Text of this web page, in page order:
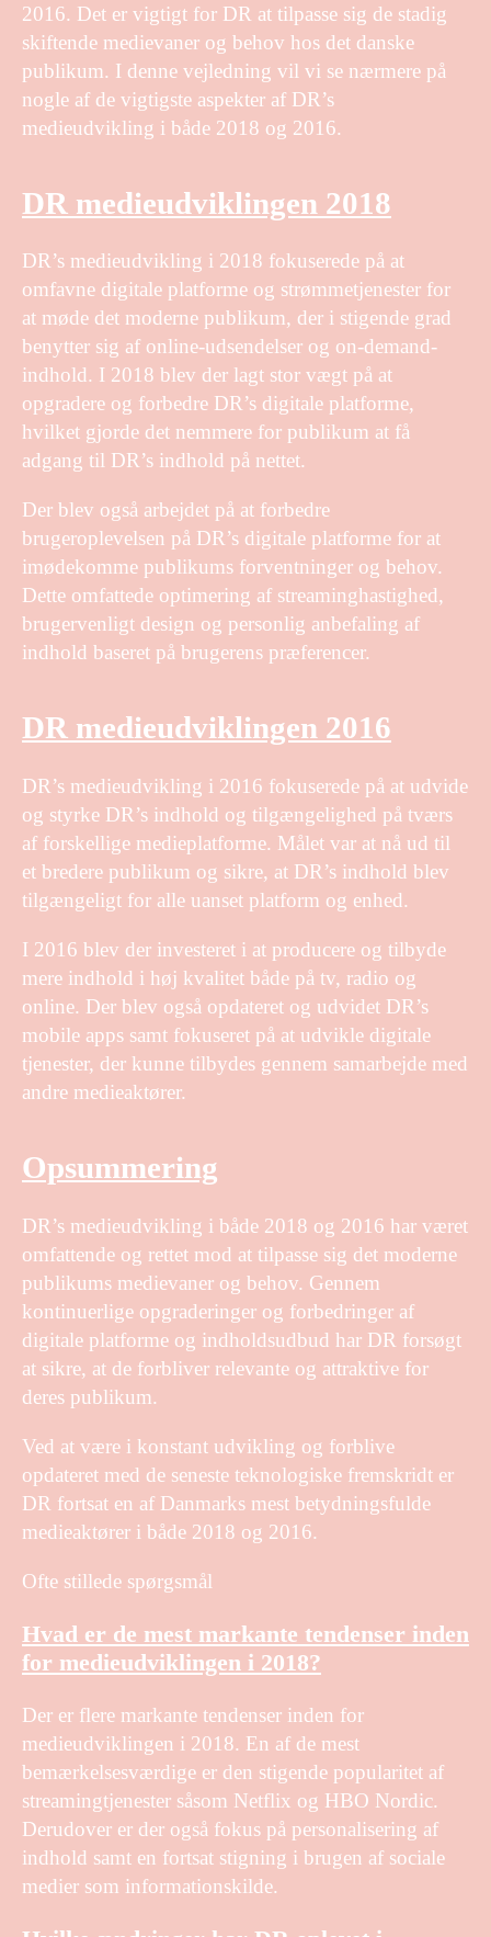
2016. Det er vigtigt for DR at tilpasse sig de stadig
skiftende medievaner og behov hos det danske
publikum. I denne vejledning vil vi se nærmere på
nogle af de vigtigste aspekter af DR’s
medieudvikling i både 2018 og 2016.
DR medieudviklingen 2018
DR’s medieudvikling i 2018 fokuserede på at
omfavne digitale platforme og strømmetjenester for
at møde det moderne publikum, der i stigende grad
benytter sig af online-udsendelser og on-demand-
indhold. I 2018 blev der lagt stor vægt på at
opgradere og forbedre DR’s digitale platforme,
hvilket gjorde det nemmere for publikum at få
adgang til DR’s indhold på nettet.
Der blev også arbejdet på at forbedre
brugeroplevelsen på DR’s digitale platforme for at
imødekomme publikums forventninger og behov.
Dette omfattede optimering af streaminghastighed,
brugervenligt design og personlig anbefaling af
indhold baseret på brugerens præferencer.
DR medieudviklingen 2016
DR’s medieudvikling i 2016 fokuserede på at udvide
og styrke DR’s indhold og tilgængelighed på tværs
af forskellige medieplatforme. Målet var at nå ud til
et bredere publikum og sikre, at DR’s indhold blev
tilgængeligt for alle uanset platform og enhed.
I 2016 blev der investeret i at producere og tilbyde
mere indhold i høj kvalitet både på tv, radio og
online. Der blev også opdateret og udvidet DR’s
mobile apps samt fokuseret på at udvikle digitale
tjenester, der kunne tilbydes gennem samarbejde med
andre medieaktører.
Opsummering
DR’s medieudvikling i både 2018 og 2016 har været
omfattende og rettet mod at tilpasse sig det moderne
publikums medievaner og behov. Gennem
kontinuerlige opgraderinger og forbedringer af
digitale platforme og indholdsudbud har DR forsøgt
at sikre, at de forbliver relevante og attraktive for
deres publikum.
Ved at være i konstant udvikling og forblive
opdateret med de seneste teknologiske fremskridt er
DR fortsat en af Danmarks mest betydningsfulde
medieaktører i både 2018 og 2016.
Ofte stillede spørgsmål
Hvad er de mest markante tendenser inden
for medieudviklingen i 2018?
Der er flere markante tendenser inden for
medieudviklingen i 2018. En af de mest
bemærkelsesværdige er den stigende popularitet af
streamingtjenester såsom Netflix og HBO Nordic.
Derudover er der også fokus på personalisering af
indhold samt en fortsat stigning i brugen af sociale
medier som informationskilde.